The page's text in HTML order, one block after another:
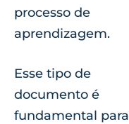
processo de
aprendizagem.
Esse tipo de
documento é
fundamental para